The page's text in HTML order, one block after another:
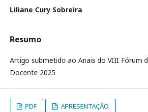
Liliane Cury Sobreira
Resumo
Artigo submetido ao Anais do VIII Fórum
Docente 2025
PDF APRESENTAÇÃO